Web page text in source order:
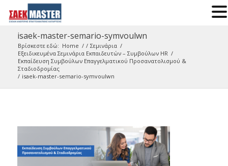
isaek-master-semario-symvoulwn
Βρίσκεστε εδώ: Home / / Σεμινάρια /
Εξειδικευμένα Σεμινάρια Εκπαιδευτών – Συμβούλων HR /
Εκπαίδευση Συμβούλων Επαγγελματικού Προσανατολισμού &
Σταδιοδρομίας
/ isaek-master-semario-symvoulwn